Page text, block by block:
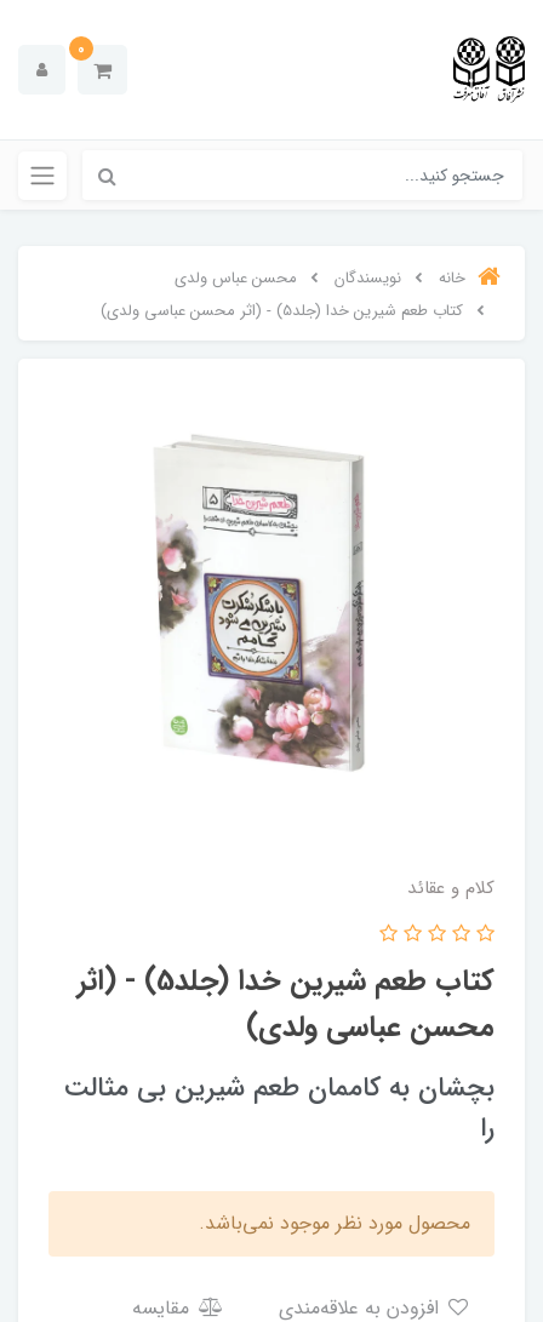
0
خانه نویسندگان
محسن عباس ولدی
کتاب طعم شیرین خدا (جلد5) - (اثر محسن عباسی ولدی)
کلام و عقائد
کتاب طعم شیرین خدا (جلد5) - (اثر
محسن عباسی ولدی)
بچشان به کاممان طعم شیرین بی مثالت
را
محصول مورد نظر موجود نمی‌باشد.
مقایسه